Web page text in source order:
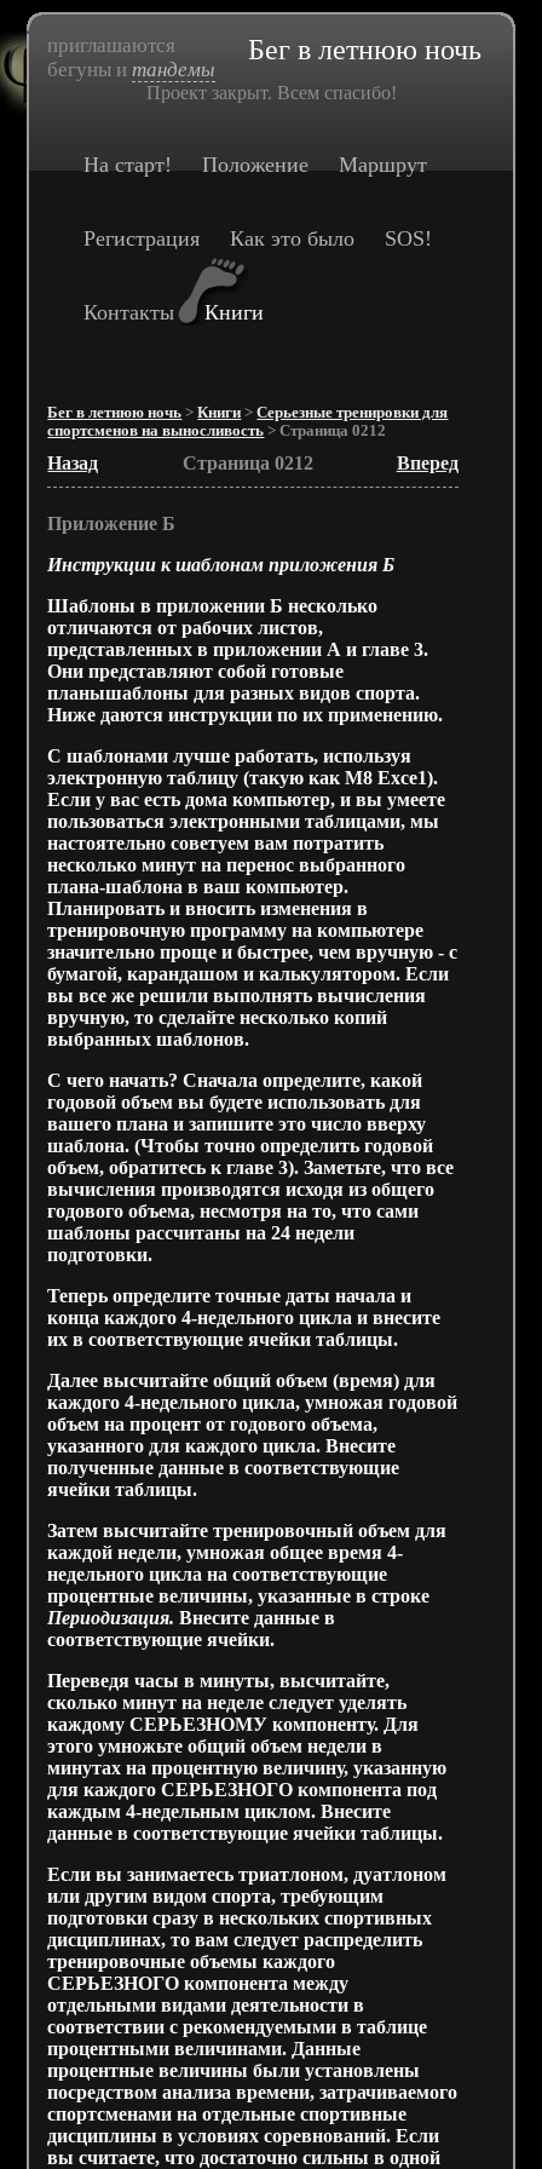
приглашаются
бегуны итандемы
Бег в летнюю ночь
Проект закрыт. Всем спасибо!
На старт! Положение Маршрут
Регистрация Как это было SOS!
Контакты Книги
Бег в летнюю ночь >Книги >Серьезные тренировки для
спортсменов на выносливость > Страница 0212
Назад Страница 0212 Вперед
Приложение Б
Инструкции к шаблонам приложения Б
Шаблоны в приложении Б несколько
отличаются от рабочих листов,
представленных в приложении А и главе 3.
Они представляют собой готовые
планышаблоны для разных видов спорта.
Ниже даются инструкции по их применению.
С шаблонами лучше работать, используя
электронную таблицу (такую как М8 Ехсе1).
Если у вас есть дома компьютер, и вы умеете
пользоваться электронными таблицами, мы
настоятельно советуем вам потратить
несколько минут на перенос выбранного
плана-шаблона в ваш компьютер.
Планировать и вносить изменения в
тренировочную программу на компьютере
значительно проще и быстрее, чем вручную - с
бумагой, карандашом и калькулятором. Если
вы все же решили выполнять вычисления
вручную, то сделайте несколько копий
выбранных шаблонов.
С чего начать? Сначала определите, какой
годовой объем вы будете использовать для
вашего плана и запишите это число вверху
шаблона. (Чтобы точно определить годовой
объем, обратитесь к главе 3). Заметьте, что все
вычисления производятся исходя из общего
годового объема, несмотря на то, что сами
шаблоны рассчитаны на 24 недели
подготовки.
Теперь определите точные даты начала и
конца каждого 4-недельного цикла и внесите
их в соответствующие ячейки таблицы.
Далее высчитайте общий объем (время) для
каждого 4-недельного цикла, умножая годовой
объем на процент от годового объема,
указанного для каждого цикла. Внесите
полученные данные в соответствующие
ячейки таблицы.
Затем высчитайте тренировочный объем для
каждой недели, умножая общее время 4-
недельного цикла на соответствующие
процентные величины, указанные в строке
Периодизация. Внесите данные в
соответствующие ячейки.
Переведя часы в минуты, высчитайте,
сколько минут на неделе следует уделять
каждому СЕРЬЕЗНОМУ компоненту. Для
этого умножьте общий объем недели в
минутах на процентную величину, указанную
для каждого СЕРЬЕЗНОГО компонента под
каждым 4-недельным циклом. Внесите
данные в соответствующие ячейки таблицы.
Если вы занимаетесь триатлоном, дуатлоном
или другим видом спорта, требующим
подготовки сразу в нескольких спортивных
дисциплинах, то вам следует распределить
тренировочные объемы каждого
СЕРЬЕЗНОГО компонента между
отдельными видами деятельности в
соответствии с рекомендуемыми в таблице
процентными величинами. Данные
процентные величины были установлены
посредством анализа времени, затрачиваемого
спортсменами на отдельные спортивные
дисциплины в условиях соревнований. Если
вы считаете, что достаточно сильны в одной